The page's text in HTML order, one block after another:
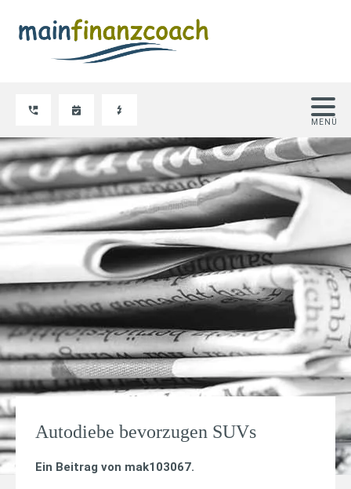
Autodiebe bevorzugen SUVs
Ein Beitrag von mak103067.